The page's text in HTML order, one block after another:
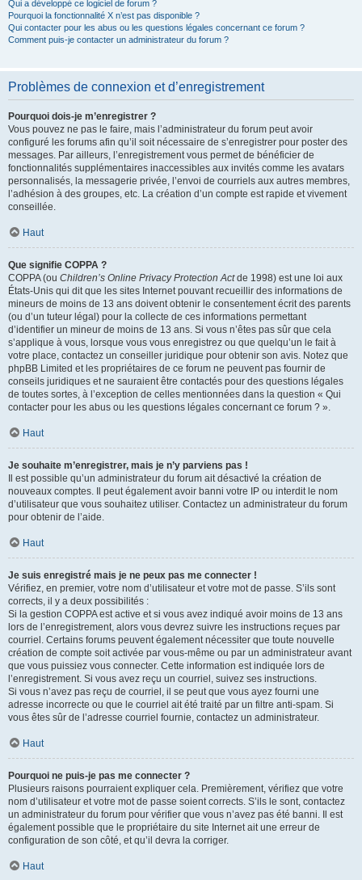
Qui a développé ce logiciel de forum ?
Pourquoi la fonctionnalité X n’est pas disponible ?
Qui contacter pour les abus ou les questions légales concernant ce forum ?
Comment puis-je contacter un administrateur du forum ?
Problèmes de connexion et d’enregistrement
Pourquoi dois-je m’enregistrer ?
Vous pouvez ne pas le faire, mais l’administrateur du forum peut avoir
configuré les forums afin qu’il soit nécessaire de s’enregistrer pour poster des
messages. Par ailleurs, l’enregistrement vous permet de bénéficier de
fonctionnalités supplémentaires inaccessibles aux invités comme les avatars
personnalisés, la messagerie privée, l’envoi de courriels aux autres membres,
l’adhésion à des groupes, etc. La création d’un compte est rapide et vivement
conseillée.
Haut
Que signifie COPPA ?
COPPA (ou Children’s Online Privacy Protection Actde 1998) est une loi aux
États-Unis qui dit que les sites Internet pouvant recueillir des informations de
mineurs de moins de 13 ans doivent obtenir le consentement écrit des parents
(ou d’un tuteur légal) pour la collecte de ces informations permettant
d’identifier un mineur de moins de 13 ans. Si vous n’êtes pas sûr que cela
s’applique à vous, lorsque vous vous enregistrez ou que quelqu’un le fait à
votre place, contactez un conseiller juridique pour obtenir son avis. Notez que
phpBB Limited et les propriétaires de ce forum ne peuvent pas fournir de
conseils juridiques et ne sauraient être contactés pour des questions légales
de toutes sortes, à l’exception de celles mentionnées dans la question « Qui
contacter pour les abus ou les questions légales concernant ce forum ? ».
Haut
Je souhaite m’enregistrer, mais je n’y parviens pas !
Il est possible qu’un administrateur du forum ait désactivé la création de
nouveaux comptes. Il peut également avoir banni votre IP ou interdit le nom
d’utilisateur que vous souhaitez utiliser. Contactez un administrateur du forum
pour obtenir de l’aide.
Haut
Je suis enregistré mais je ne peux pas me connecter !
Vérifiez, en premier, votre nom d’utilisateur et votre mot de passe. S’ils sont
corrects, il y a deux possibilités :
Si la gestion COPPA est active et si vous avez indiqué avoir moins de 13 ans
lors de l’enregistrement, alors vous devrez suivre les instructions reçues par
courriel. Certains forums peuvent également nécessiter que toute nouvelle
création de compte soit activée par vous-même ou par un administrateur avant
que vous puissiez vous connecter. Cette information est indiquée lors de
l’enregistrement. Si vous avez reçu un courriel, suivez ses instructions.
Si vous n’avez pas reçu de courriel, il se peut que vous ayez fourni une
adresse incorrecte ou que le courriel ait été traité par un filtre anti-spam. Si
vous êtes sûr de l’adresse courriel fournie, contactez un administrateur.
Haut
Pourquoi ne puis-je pas me connecter ?
Plusieurs raisons pourraient expliquer cela. Premièrement, vérifiez que votre
nom d’utilisateur et votre mot de passe soient corrects. S’ils le sont, contactez
un administrateur du forum pour vérifier que vous n’avez pas été banni. Il est
également possible que le propriétaire du site Internet ait une erreur de
configuration de son côté, et qu’il devra la corriger.
Haut